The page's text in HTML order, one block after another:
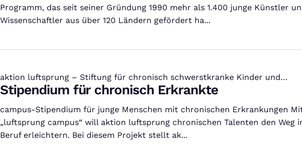
Programm, das seit seiner Gründung 1990 mehr als 1.400 junge Künstler
Wissenschaftler aus über 120 Ländern gefördert ha...
aktion luftsprung – Stiftung für chronisch schwerstkranke Kinder und
Jugendliche
:
Stipendium für chronisch Erkrankte
campus-Stipendium für junge Menschen mit chronischen Erkrankungen
„luftsprung campus“ will aktion luftsprung chronischen Talenten den Weg
Beruf erleichtern. Bei diesem Projekt stellt ak...